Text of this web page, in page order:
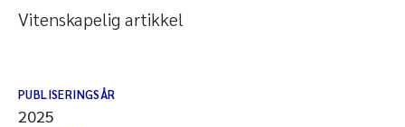
Vitenskapelig artikkel
PUBLISERINGSÅR
2025